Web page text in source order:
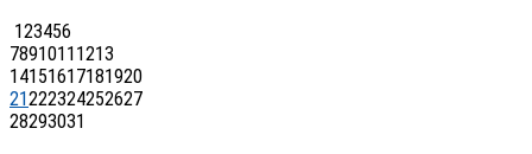
123456
7891011 1213
14151617181920
21222324252627
28293031